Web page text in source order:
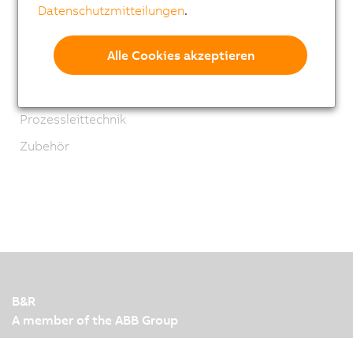
Mobile Automation
Netzwerke und Feldbus Module
Industrial IoT
Prozessleittechnik
Zubehör
B&R
A member of the ABB Group
Datenschutzmitteilungen.
Alle Cookies akzeptieren